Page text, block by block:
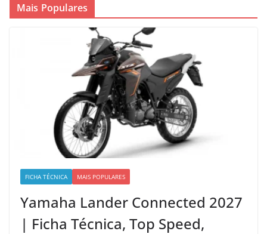
Mais Populares
FICHA TÉCNICA MAIS POPULARES
Yamaha Lander Connected 2027
| Ficha Técnica, Top Speed,